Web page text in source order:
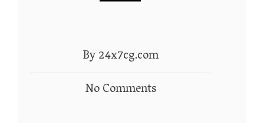
By 24x7cg.com
No Comments